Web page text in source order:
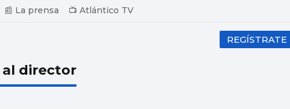
📰 La prensa 📺 Atlántico TV
REGÍSTRATE
al director